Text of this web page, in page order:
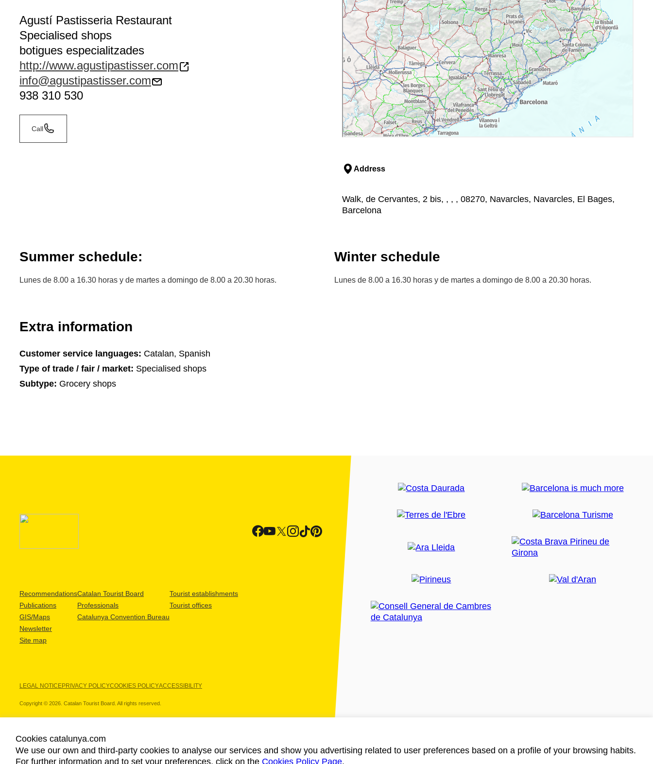
Agustí Pastisseria Restaurant
Specialised shops
botigues especialitzades
http://www.agustipastisser.com
info@agustipastisser.com
938 310 530
Call
Address
Walk, de Cervantes, 2 bis, , , , 08270, Navarcles, Navarcles, El Bages,
Barcelona
Summer schedule:
Lunes de 8.00 a 16.30 horas y de martes a domingo de 8.00 a 20.30 horas.
Winter schedule
Lunes de 8.00 a 16.30 horas y de martes a domingo de 8.00 a 20.30 horas.
Extra information
Customer service languages: Catalan, Spanish
Type of trade / fair / market: Specialised shops
Subtype: Grocery shops
Recommendations
Publications
GIS/Maps
Newsletter
Site map
Catalan Tourist Board
Professionals
Catalunya Convention Bureau
Tourist establishments
Tourist offices
LEGAL NOTICEPRIVACY POLICYCOOKIES POLICYACCESSIBILITY
Copyright © 2026. Catalan Tourist Board. All rights reserved.
OUR PARTNERS
Cookies catalunya.com
We use our own and third-party cookies to analyse our services and show you advertising related to user preferences based on a profile of your browsing habits.
For further information and to set your preferences, click on the Cookies Policy Page.